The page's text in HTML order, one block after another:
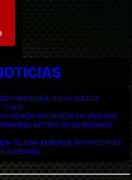
HOMENAJE A LOU KOLLER,
ALL”.
PUNCH INTERPRETA EN VIVO POR
INÉDITO DE SU PRÓXIMO
SU GIRA EUROPEA ‘FAITHKEEPERS’
ALEMANIA.